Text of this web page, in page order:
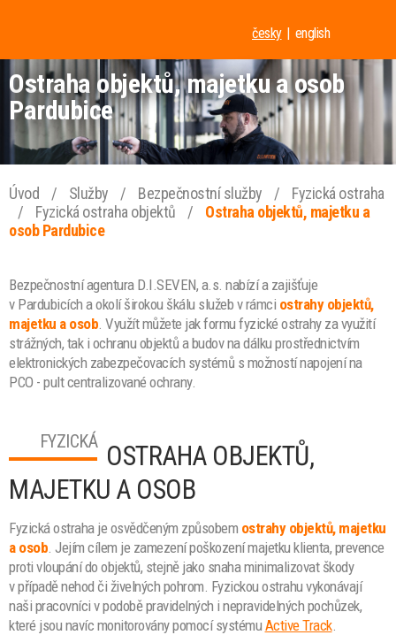
česky english
Ostraha objektů, majetku a osob
Pardubice
Úvod / Služby / Bezpečnostní služby /
Fyzická ostraha
/
Fyzická ostraha objektů /
Ostraha objektů, majetku a
osob Pardubice
Bezpečnostní agentura D.I.SEVEN, a.s. nabízí a zajišťuje
v Pardubicích a okolí širokou škálu služeb v rámci ostrahy objektů,
majetku a osob . Využít můžete jak formu fyzické ostrahy za využití
strážných, tak i ochranu objektů a budov na dálku prostřednictvím
elektronických zabezpečovacích systémů s možností napojení na
PCO - pult centralizované ochrany.
FYZICKÁ OSTRAHA OBJEKTŮ,
MAJETKU A OSOB
Fyzická ostraha je osvědčeným způsobem ostrahy objektů, majetku
a osob . Jejím cílem je zamezení poškození majetku klienta, prevence
proti vloupání do objektů, stejně jako snaha minimalizovat škody
v případě nehod či živelných pohrom. Fyzickou ostrahu vykonávají
naši pracovníci v podobě pravidelných i nepravidelných pochůzek,
které jsou navíc monitorovány pomocí systému Active Track.